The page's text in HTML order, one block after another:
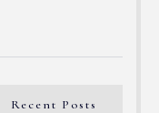
Recent Posts